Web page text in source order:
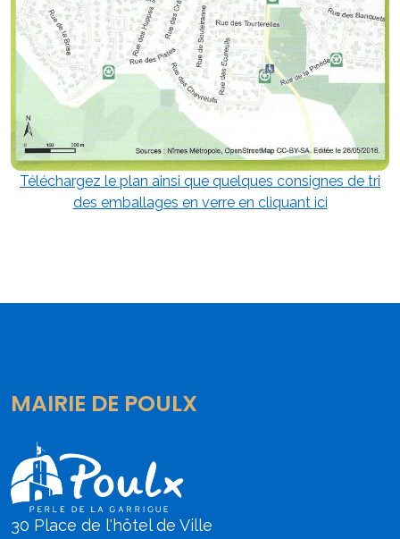
Téléchargez le plan ainsi que quelques consignes de tri
des emballages en verre en cliquant ici
MAIRIE DE POULX
30 Place de l'hôtel de Ville